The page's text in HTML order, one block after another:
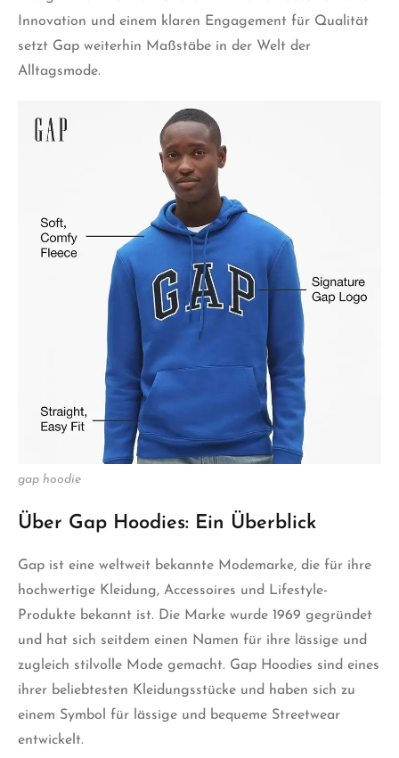
Innovation und einem klaren Engagement für Qualität
setzt Gap weiterhin Maßstäbe in der Welt der
Alltagsmode.
gap hoodie
Über Gap Hoodies: Ein Überblick
Gap ist eine weltweit bekannte Modemarke, die für ihre
hochwertige Kleidung, Accessoires und Lifestyle-
Produkte bekannt ist. Die Marke wurde 1969 gegründet
und hat sich seitdem einen Namen für ihre lässige und
zugleich stilvolle Mode gemacht. Gap Hoodies sind eines
ihrer beliebtesten Kleidungsstücke und haben sich zu
einem Symbol für lässige und bequeme Streetwear
entwickelt.